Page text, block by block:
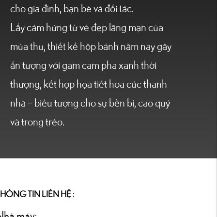
cho gia đình, bạn bè và đối tác.
Lấy cảm hứng từ vẻ đẹp lãng mạn của
mùa thu, thiết kế hộp bánh năm nay gây
ấn tượng với gam cam pha xanh thời
thượng, kết hợp họa tiết hoa cúc thanh
nhã – biểu tượng cho sự bền bỉ, cao quý
và trong trẻo.
TIN LIÊN HỆ :